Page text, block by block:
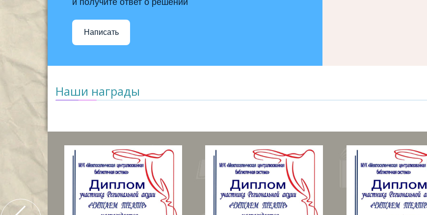
Написать
Наши награды